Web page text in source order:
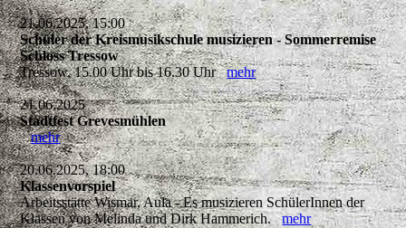
21.06.2025, 15:00
Schüler der Kreismusikschule musizieren - Sommerremise
Schloss Tressow
Tressow, 15.00 Uhr bis 16.30 Uhrmehr
21.06.2025
Stadtfest Grevesmühlen
mehr
20.06.2025, 18:00
Klassenvorspiel
Arbeitsstätte Wismar, Aula - Es musizieren SchülerInnen der
Klassen von Melinda und Dirk Hammerich.mehr